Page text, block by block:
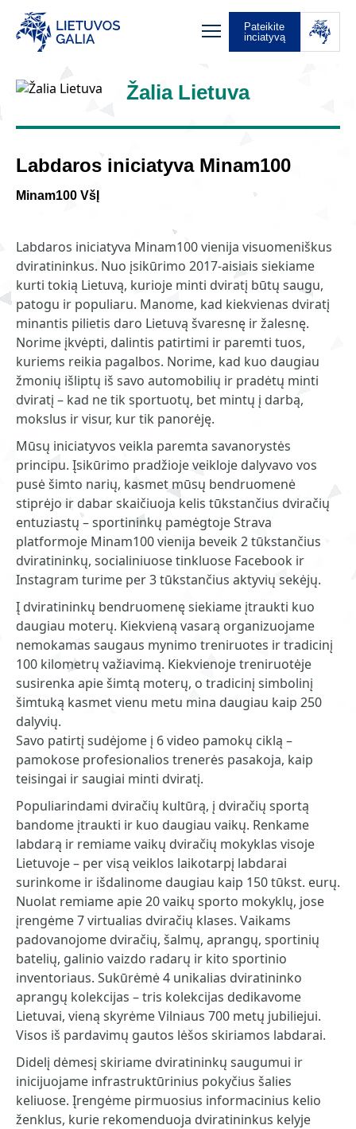
Pateikite
inciatyvą
Žalia Lietuva
Labdaros iniciatyva Minam100
Minam100 VšĮ
Labdaros iniciatyva Minam100 vienija visuomeniškus
dviratininkus. Nuo įsikūrimo 2017-aisiais siekiame
kurti tokią Lietuvą, kurioje minti dviratį būtų saugu,
patogu ir populiaru. Manome, kad kiekvienas dviratį
minantis pilietis daro Lietuvą švaresnę ir žalesnę.
Norime įkvėpti, dalintis patirtimi ir paremti tuos,
kuriems reikia pagalbos. Norime, kad kuo daugiau
žmonių išliptų iš savo automobilių ir pradėtų minti
dviratį – kad ne tik sportuotų, bet mintų į darbą,
mokslus ir visur, kur tik panorėję.
Mūsų iniciatyvos veikla paremta savanorystės
principu. Įsikūrimo pradžioje veikloje dalyvavo vos
pusė šimto narių, kasmet mūsų bendruomenė
stiprėjo ir dabar skaičiuoja kelis tūkstančius dviračių
entuziastų – sportininkų pamėgtoje Strava
platformoje Minam100 vienija beveik 2 tūkstančius
dviratininkų, socialiniuose tinkluose Facebook ir
Instagram turime per 3 tūkstančius aktyvių sekėjų.
Į dviratininkų bendruomenę siekiame įtraukti kuo
daugiau moterų. Kiekvieną vasarą organizuojame
nemokamas saugaus mynimo treniruotes ir tradicinį
100 kilometrų važiavimą. Kiekvienoje treniruotėje
susirenka apie šimtą moterų, o tradicinį simbolinį
šimtuką kasmet vienu metu mina daugiau kaip 250
dalyvių.
Savo patirtį sudėjome į 6 video pamokų ciklą –
pamokose profesionalios trenerės pasakoja, kaip
teisingai ir saugiai minti dviratį.
Populiarindami dviračių kultūrą, į dviračių sportą
bandome įtraukti ir kuo daugiau vaikų. Renkame
labdarą ir remiame vaikų dviračių mokyklas visoje
Lietuvoje – per visą veiklos laikotarpį labdarai
surinkome ir išdalinome daugiau kaip 150 tūkst. eurų.
Nuolat remiame apie 20 vaikų sporto mokyklų, jose
įrengėme 7 virtualias dviračių klases. Vaikams
padovanojome dviračių, šalmų, aprangų, sportinių
batelių, galinio vaizdo radarų ir kito sportinio
inventoriaus. Sukūrėmė 4 unikalias dviratininko
aprangų kolekcijas – tris kolekcijas dedikavome
Lietuvai, vieną skyrėme Vilniaus 700 metų jubiliejui.
Visos iš pardavimų gautos lėšos skiriamos labdarai.
Didelį dėmesį skiriame dviratininkų saugumui ir
inicijuojame infrastruktūrinius pokyčius šalies
keliuose. Įrengėme pirmuosius informacinius kelio
ženklus, kurie rekomenduoja dviratininkus kelyje